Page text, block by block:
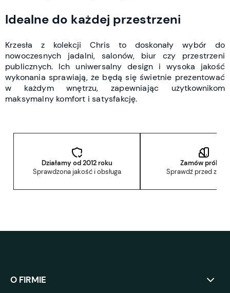
Idealne do każdej przestrzeni
Krzesła z kolekcji Chris to doskonały wybór do
nowoczesnych jadalni, salonów, biur czy przestrzeni
publicznych. Ich uniwersalny design i wysoka jakość
wykonania sprawiają, że będą się świetnie prezentować
w każdym wnętrzu, zapewniając użytkownikom
maksymalny komfort i satysfakcję.
Działamy od 2012 roku
Sprawdzona jakość i obsługa
Zamów próbkę
Sprawdź przed
O FIRMIE